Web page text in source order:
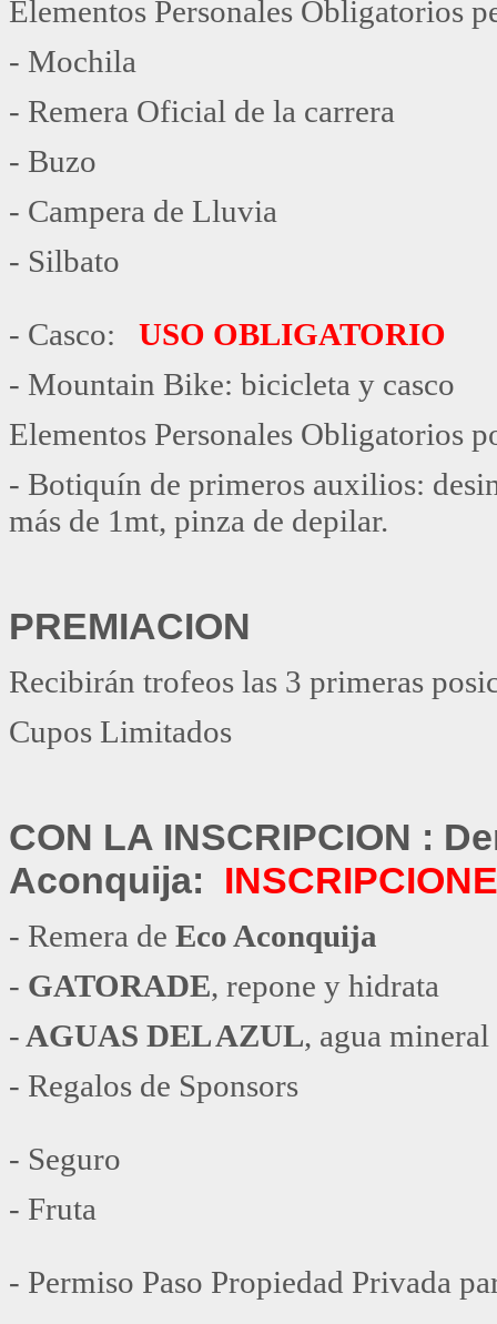
Elementos Personales Obligatorios
- Mochila
- Remera Oficial de la carrera
- Buzo
- Campera de Lluvia
- Silbato
- Casco: USO OBLIGATORIO
- Mountain Bike: bicicleta y casco
Elementos Personales Obligatorios
- Botiquín de primeros auxilios:
más de 1mt, pinza de depilar.
PREMIACION
Recibirán trofeos las 3 primeras
Cupos Limitados
CON LA INSCRIPCION :
Aconquija:
- Remera de Eco Aconquija
- GATORADE, repone y hidrata
- AGUAS DEL AZUL, agua mineral
- Regalos de Sponsors
- Seguro
- Fruta
- Permiso Paso Propiedad Privada